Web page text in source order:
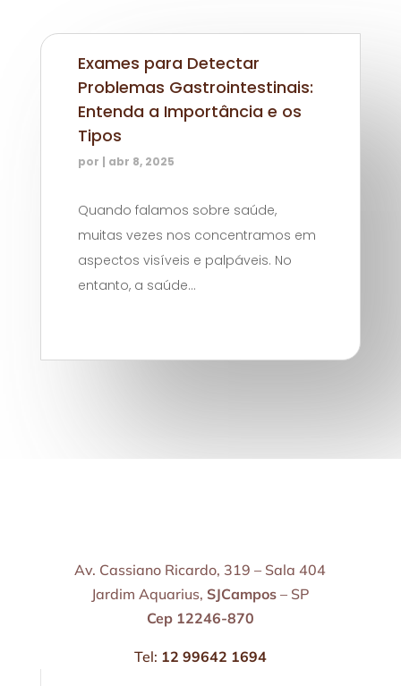
Exames para Detectar
Problemas Gastrointestinais:
Entenda a Importância e os
Tipos
por | abr 8, 2025
Quando falamos sobre saúde,
muitas vezes nos concentramos em
aspectos visíveis e palpáveis. No
entanto, a saúde...
Av. Cassiano Ricardo, 319 – Sala 404
Jardim Aquarius, SJCampos – SP
Cep 12246-870
Tel: 12 99642 1694